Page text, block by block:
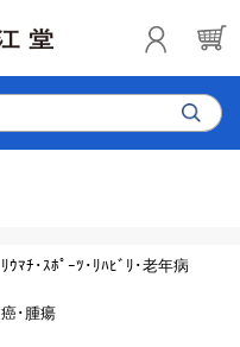
ﾘｳﾏﾁ･ｽﾎﾟｰﾂ･ﾘﾊﾋﾞﾘ･老年病
癌･腫瘍